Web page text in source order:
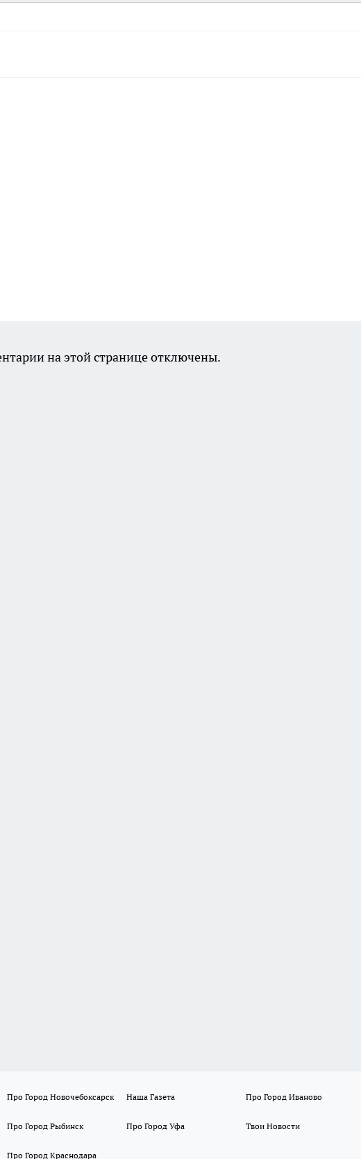
на этой странице отключены.
Про Город Новочебоксарск Наша Газета Про Город Иваново
Про Город Рыбинск Про Город Уфа Твои Новости
Про Город Краснодара